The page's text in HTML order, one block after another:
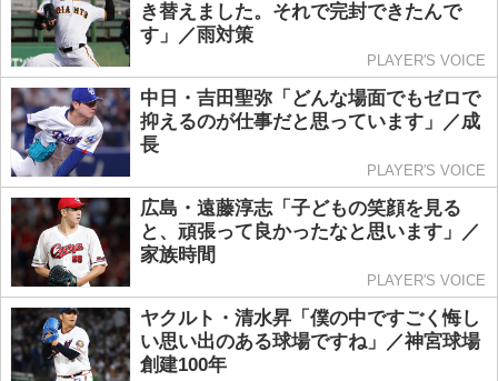
き替えました。それで完封できたんで
す」／雨対策
PLAYER'S VOICE
中日・吉田聖弥「どんな場面でもゼロで
抑えるのが仕事だと思っています」／成
長
PLAYER'S VOICE
広島・遠藤淳志「子どもの笑顔を見る
と、頑張って良かったなと思います」／
家族時間
PLAYER'S VOICE
ヤクルト・清水昇「僕の中ですごく悔し
い思い出のある球場ですね」／神宮球場
創建100年